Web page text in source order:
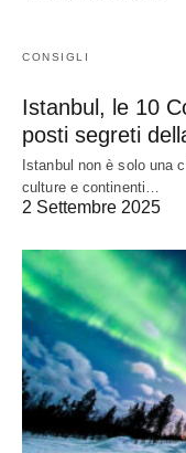
CONSIGLI
Istanbul, le 10
posti segreti
Istanbul non è solo una
culture e continenti…
2 Settembre 2025